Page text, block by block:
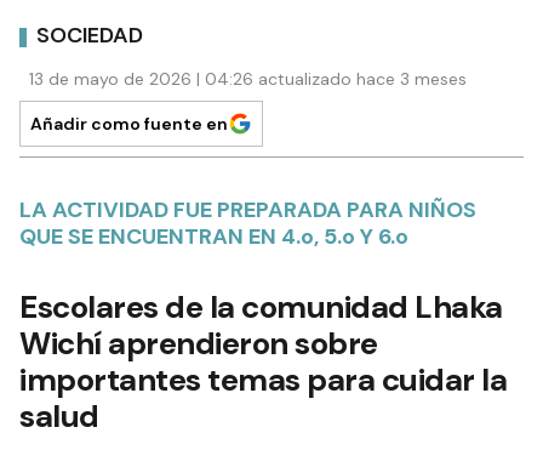
SOCIEDAD
13 de mayo de 2026 | 04:26 actualizado hace 3 meses
Añadir como fuente en
LA ACTIVIDAD FUE PREPARADA PARA NIÑOS
QUE SE ENCUENTRAN EN 4.o, 5.o Y 6.o
Escolares de la comunidad Lhaka
Wichí aprendieron sobre
importantes temas para cuidar la
salud